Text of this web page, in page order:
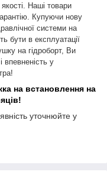
Наші товари
Купуючи нову
системи на
бути в експлуатації
на гідроборт, Ви
впевненість у
на встановлення на
уточнюйте у